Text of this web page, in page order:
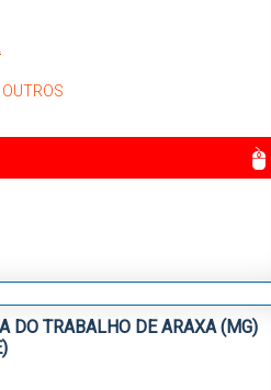
OUTROS
DO TRABALHO DE ARAXA (MG)